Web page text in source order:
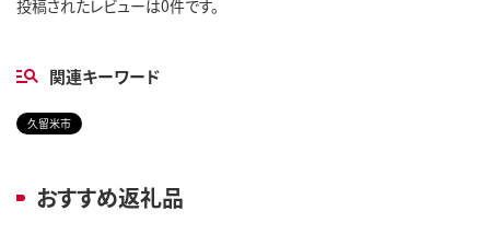
投稿されたレビューは0件です。
関連キーワード
久留米市
おすすめ返礼品